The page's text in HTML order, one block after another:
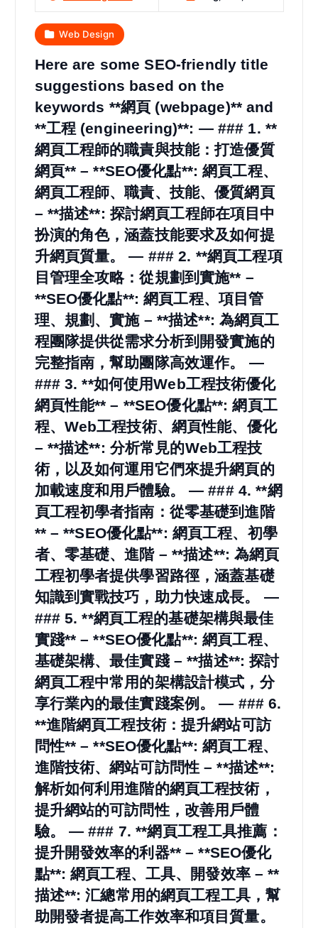
Web Design
Here are some SEO-friendly title
suggestions based on the
keywords **網頁 (webpage)** and
**工程 (engineering)**: — ### 1. **
網頁工程師的職責與技能：打造優質
網頁** – **SEO優化點**: 網頁工程、
網頁工程師、職責、技能、優質網頁
– **描述**: 探討網頁工程師在項目中
扮演的角色，涵蓋技能要求及如何提
升網頁質量。 — ### 2. **網頁工程項
目管理全攻略：從規劃到實施** –
**SEO優化點**: 網頁工程、項目管
理、規劃、實施 – **描述**: 為網頁工
程團隊提供從需求分析到開發實施的
完整指南，幫助團隊高效運作。 —
### 3. **如何使用Web工程技術優化
網頁性能** – **SEO優化點**: 網頁工
程、Web工程技術、網頁性能、優化
– **描述**: 分析常見的Web工程技
術，以及如何運用它們來提升網頁的
加載速度和用戶體驗。 — ### 4. **網
頁工程初學者指南：從零基礎到進階
** – **SEO優化點**: 網頁工程、初學
者、零基礎、進階 – **描述**: 為網頁
工程初學者提供學習路徑，涵蓋基礎
知識到實戰技巧，助力快速成長。 —
### 5. **網頁工程的基礎架構與最佳
實踐** – **SEO優化點**: 網頁工程、
基礎架構、最佳實踐 – **描述**: 探討
網頁工程中常用的架構設計模式，分
享行業內的最佳實踐案例。 — ### 6.
**進階網頁工程技術：提升網站可訪
問性** – **SEO優化點**: 網頁工程、
進階技術、網站可訪問性 – **描述**:
解析如何利用進階的網頁工程技術，
提升網站的可訪問性，改善用戶體
驗。 — ### 7. **網頁工程工具推薦：
提升開發效率的利器** – **SEO優化
點**: 網頁工程、工具、開發效率 – **
描述**: 汇總常用的網頁工程工具，幫
助開發者提高工作效率和項目質量。